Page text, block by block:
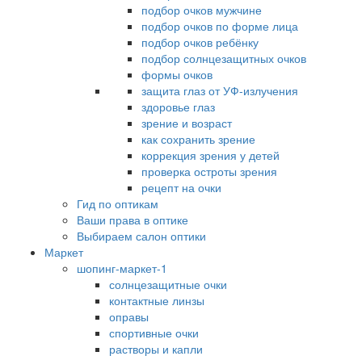
подбор очков мужчине
подбор очков по форме лица
подбор очков ребёнку
подбор солнцезащитных очков
формы очков
защита глаз от УФ-излучения
здоровье глаз
зрение и возраст
как сохранить зрение
коррекция зрения у детей
проверка остроты зрения
рецепт на очки
Гид по оптикам
Ваши права в оптике
Выбираем салон оптики
Маркет
шопинг-маркет-1
солнцезащитные очки
контактные линзы
оправы
спортивные очки
растворы и капли